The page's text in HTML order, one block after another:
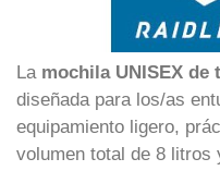
La mochila UNISEX de
diseñada para los/as
equipamiento ligero,
volumen total de 8 litros